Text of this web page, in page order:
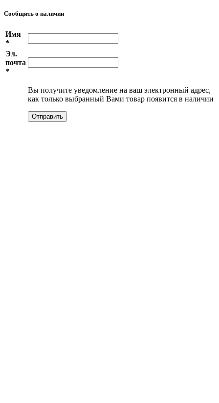
Сообщить о наличии
Имя
*
Эл.
почта
*
Вы получите уведомление на ваш электронный адрес,
как только выбранный Вами товар появится в наличии